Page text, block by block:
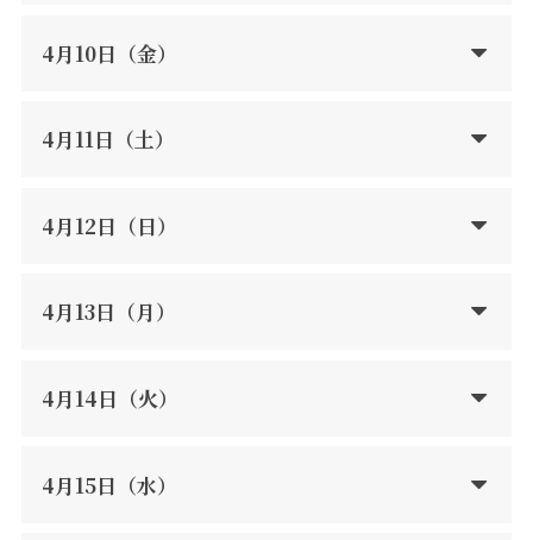
4月10日（金）
4月11日（土）
4月12日（日）
4月13日（月）
4月14日（火）
4月15日（水）